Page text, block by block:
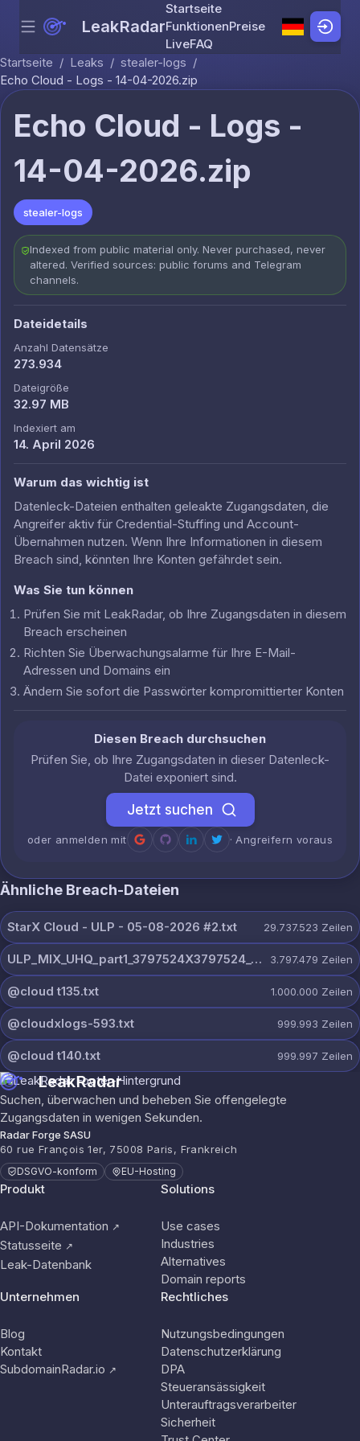
Skip to content
Menu LeakRadar
Startseite
FunktionenPreise
LiveFAQ
Startseite / Leaks / stealer-logs /
Echo Cloud - Logs - 14-04-2026.zip
Echo Cloud - Logs -
14-04-2026.zip
stealer-logs
Indexed from public material only. Never purchased, never
altered. Verified sources: public forums and Telegram
channels.
Dateidetails
Anzahl Datensätze
273.934
Dateigröße
32.97 MB
Indexiert am
14. April 2026
Warum das wichtig ist
Datenleck-Dateien enthalten geleakte Zugangsdaten, die
Angreifer aktiv für Credential-Stuffing und Account-
Übernahmen nutzen. Wenn Ihre Informationen in diesem
Breach sind, könnten Ihre Konten gefährdet sein.
Was Sie tun können
Prüfen Sie mit LeakRadar, ob Ihre Zugangsdaten in diesem
Breach erscheinen
Richten Sie Überwachungsalarme für Ihre E-Mail-
Adressen und Domains ein
Ändern Sie sofort die Passwörter kompromittierter Konten
Diesen Breach durchsuchen
Prüfen Sie, ob Ihre Zugangsdaten in dieser Datenleck-
Datei exponiert sind.
Jetzt suchen
oder anmelden mit · Angreifern voraus
Ähnliche Breach-Dateien
StarX Cloud - ULP - 05-08-2026 #2.txt 29.737.523 Zeilen
ULP_MIX_UHQ_part1_3797524X3797524_@dextercloud7.txt 3.797.479 Zeilen
@cloud t135.txt 1.000.000 Zeilen
@cloudxlogs-593.txt 999.993 Zeilen
@cloud t140.txt 999.997 Zeilen
LeakRadar
Suchen, überwachen und beheben Sie offengelegte
Zugangsdaten in wenigen Sekunden.
Radar Forge SASU
60 rue François 1er, 75008 Paris, Frankreich
DSGVO-konform EU-Hosting
Produkt
API-Dokumentation ↗
Statusseite ↗
Leak-Datenbank
Solutions
Use cases
Industries
Alternatives
Domain reports
Unternehmen
Blog
Kontakt
SubdomainRadar.io ↗
Rechtliches
Nutzungsbedingungen
Datenschutzerklärung
DPA
Steueransässigkeit
Unterauftragsverarbeiter
Sicherheit